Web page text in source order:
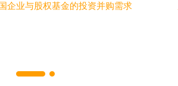
企业与股权基金的投资并购需求